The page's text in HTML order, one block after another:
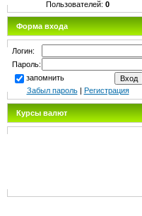
Пользователей: 0
Форма входа
Логин:
Пароль:
запомнить
Забыл пароль| Регистрация
Курсы валют